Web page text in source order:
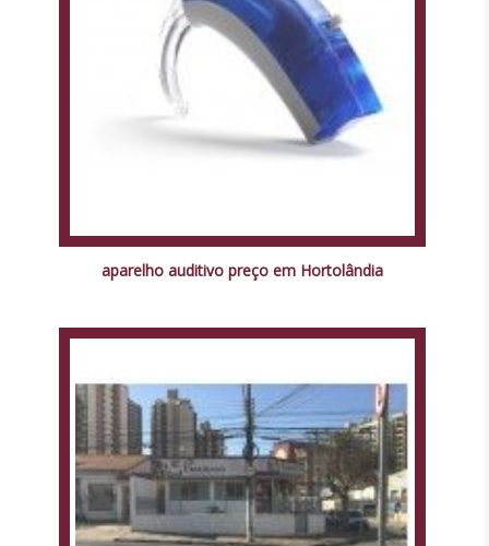
aparelho auditivo preço em Hortolândia